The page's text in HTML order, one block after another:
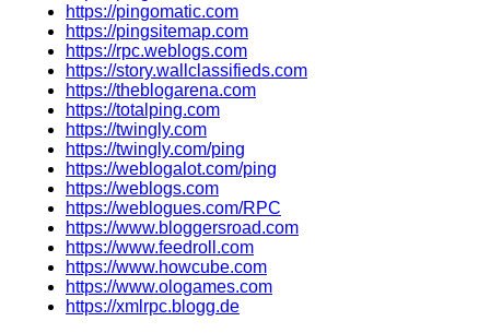
https://pingomatic.com
https://pingsitemap.com
https://rpc.weblogs.com
https://story.wallclassifieds.com
https://theblogarena.com
https://totalping.com
https://twingly.com
https://twingly.com/ping
https://weblogalot.com/ping
https://weblogs.com
https://weblogues.com/RPC
https://www.bloggersroad.com
https://www.feedroll.com
https://www.howcube.com
https://www.ologames.com
https://xmlrpc.blogg.de